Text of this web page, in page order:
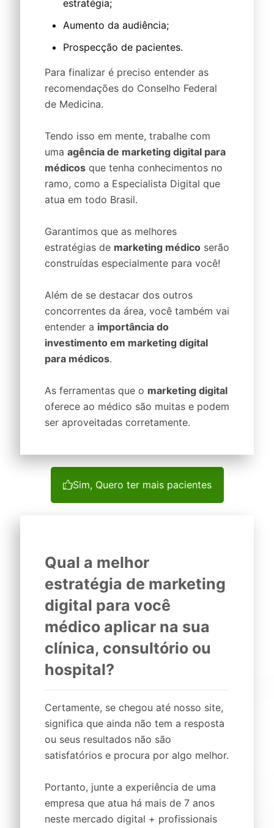
estratégia;
Aumento da audiência;
Prospecção de pacientes.
Para finalizar é preciso entender as
recomendações do Conselho Federal
de Medicina.
Tendo isso em mente, trabalhe com
uma agência de marketing digital para
médicos que tenha conhecimentos no
ramo, como a Especialista Digital que
atua em todo Brasil.
Garantimos que as melhores
estratégias de marketing médico serão
construídas especialmente para você!
Além de se destacar dos outros
concorrentes da área, você também vai
entender a importância do
investimento em marketing digital
para médicos.
As ferramentas que o marketing digital
oferece ao médico são muitas e podem
ser aproveitadas corretamente.
Sim, Quero ter mais pacientes
Qual a melhor
estratégia de marketing
digital para você
médico aplicar na sua
clínica, consultório ou
hospital?
Certamente, se chegou até nosso site,
significa que ainda não tem a resposta
ou seus resultados não são
satisfatórios e procura por algo melhor.
Portanto, junte a experiência de uma
empresa que atua há mais de 7 anos
neste mercado digital + profissionais